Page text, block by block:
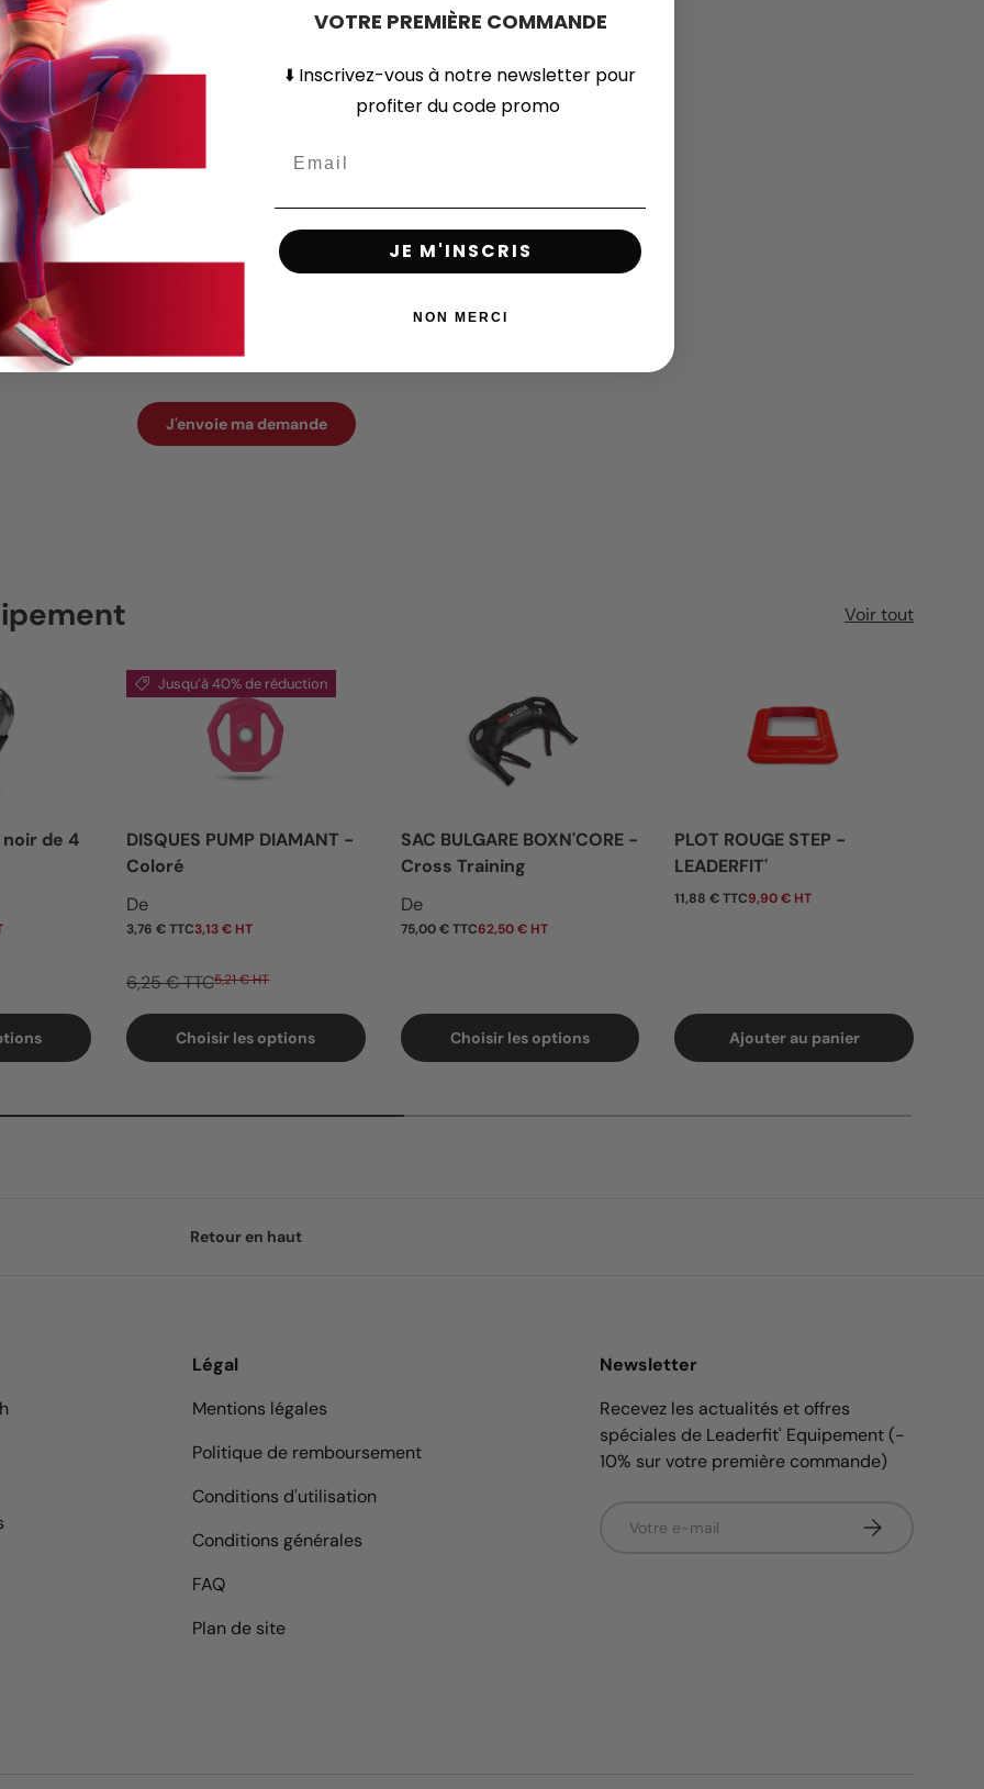
j’accepte que Leaderfit Équipement utilise mes informations pour
de contact. Je peux à tout moment accéder, rectifier ou supprimer mes
J'envoie ma demande
Voir tout
de 4
Jusqu’à 40% de réduction
DISQUES PUMP DIAMANT -
Coloré
Prix soldé
De
3,76 € TTC3,13 € HT
6,25 € TTC5,21 € HT
Choisir les options
SAC BULGARE BOXN'CORE -
Cross Training
Prix habituel
De
75,00 € TTC62,50 € HT
Choisir les options
PLOT ROUGE STEP -
LEADERFIT'
Prix habituel
11,88 € TTC9,90 € HT
Ajouter au panier
Retour en haut
Légal
Mentions légales
Politique de remboursement
Conditions d'utilisation
Conditions générales
FAQ
Plan de site
Newsletter
Recevez les actualités et offres
spéciales de Leaderfit' Equipement (-
10% sur votre première commande)
S’inscrire
VOTRE PREMIÈRE COMMANDE
⬇️ Inscrivez-vousà notre newsletter pour
profiter du code promo
JE M'INSCRIS
NON MERCI